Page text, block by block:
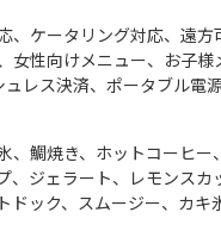
、 ケータリング対応、 遠方
女性向けメニュー、 お子様
ュレス決済、 ポータブル電
、鯛焼き、ホットコーヒー
、ジェラート、レモンスカ
ドック、スムージー、カキ